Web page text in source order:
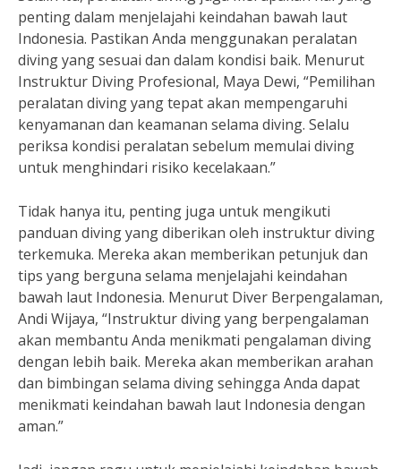
penting dalam menjelajahi keindahan bawah laut
Indonesia. Pastikan Anda menggunakan peralatan
diving yang sesuai dan dalam kondisi baik. Menurut
Instruktur Diving Profesional, Maya Dewi, “Pemilihan
peralatan diving yang tepat akan mempengaruhi
kenyamanan dan keamanan selama diving. Selalu
periksa kondisi peralatan sebelum memulai diving
untuk menghindari risiko kecelakaan.”
Tidak hanya itu, penting juga untuk mengikuti
panduan diving yang diberikan oleh instruktur diving
terkemuka. Mereka akan memberikan petunjuk dan
tips yang berguna selama menjelajahi keindahan
bawah laut Indonesia. Menurut Diver Berpengalaman,
Andi Wijaya, “Instruktur diving yang berpengalaman
akan membantu Anda menikmati pengalaman diving
dengan lebih baik. Mereka akan memberikan arahan
dan bimbingan selama diving sehingga Anda dapat
menikmati keindahan bawah laut Indonesia dengan
aman.”